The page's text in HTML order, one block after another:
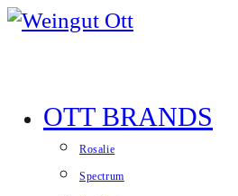
Zum Inhalt springen
Website-Menü anzeigen
OTT BRANDS
Rosalie
Spectrum